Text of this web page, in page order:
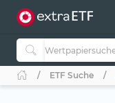
ETF Suche